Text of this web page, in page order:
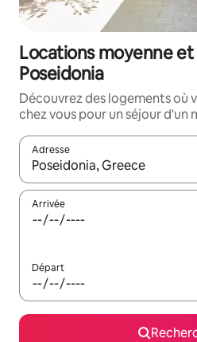
Locations moyenne
Poseidonia
Découvrez des logements où
chez vous pour un séjour d'un
Adresse
Lorsque les résultats
Arrivée
Départ